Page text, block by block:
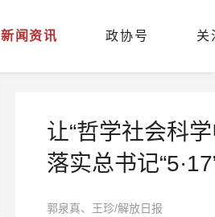
新闻资讯 政协号 关
让“哲学社会科
落实总书记
郭泉真、王珍/解放日报